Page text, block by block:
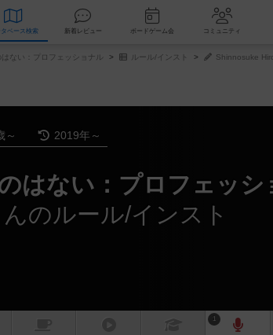
データベース 検索 新着レビュー ボードゲーム会 コ
ない：プロフェッショナル ルール/インスト Shinnosuke
～ 2019年～
はない：プロフェッシ
のルール/インスト
1